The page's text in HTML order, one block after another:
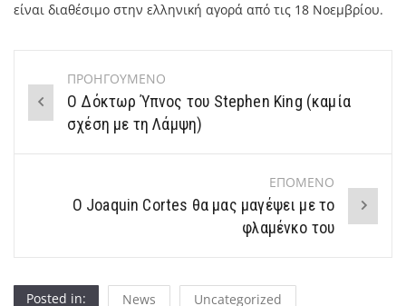
είναι διαθέσιμο στην ελληνική αγορά από τις 18 Νοεμβρίου.
Post
navigation
ΠΡΟΗΓΟΥΜΕΝΟ
Ο Δόκτωρ Ύπνος του Stephen King (καμία
σχέση με τη Λάμψη)
ΕΠΟΜΕΝΟ
Ο Joaquin Cortes θα μας μαγέψει με το
φλαμένκο του
Posted in: News Uncategorized